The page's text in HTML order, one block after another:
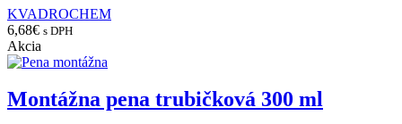
KVADROCHEM
6,68€ s DPH
Akcia
Montážna pena trubičková 300 ml